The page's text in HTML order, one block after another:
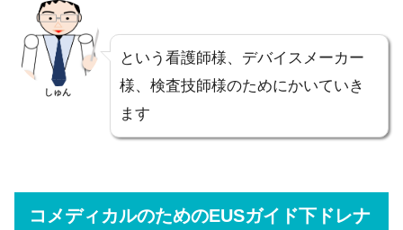
しゅん
という看護師様、デバイスメーカー
様、検査技師様のためにかいていき
ます
コメディカルのためのEUSガイド下ドレナ